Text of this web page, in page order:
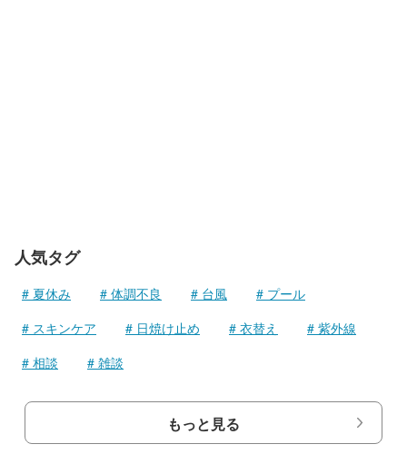
人気タグ
夏休み 体調不良 台風
プール
スキンケア
日焼け止め 衣替え
紫外線
相談
雑談
もっと見る